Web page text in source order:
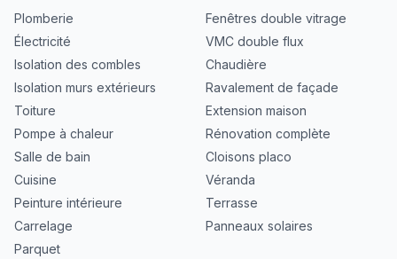
Plomberie
Électricité
Isolation des combles
Isolation murs extérieurs
Toiture
Pompe à chaleur
Salle de bain
Cuisine
Peinture intérieure
Carrelage
Parquet
Fenêtres double vitrage
VMC double flux
Chaudière
Ravalement de façade
Extension maison
Rénovation complète
Cloisons placo
Véranda
Terrasse
Panneaux solaires